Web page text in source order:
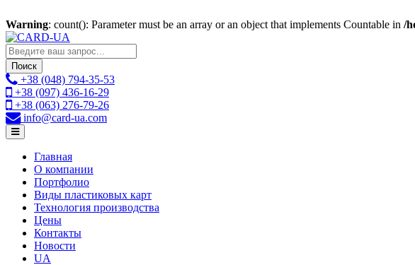
Warning: count(): Parameter must be an array or an object that implements Countable in /
Поиск
+38 (048) 794-35-53
+38 (097) 436-16-29
+38 (063) 276-79-26
info@card-ua.com
Главная
О компании
Портфолио
Виды пластиковых карт
Технология производства
Цены
Контакты
Новости
UA